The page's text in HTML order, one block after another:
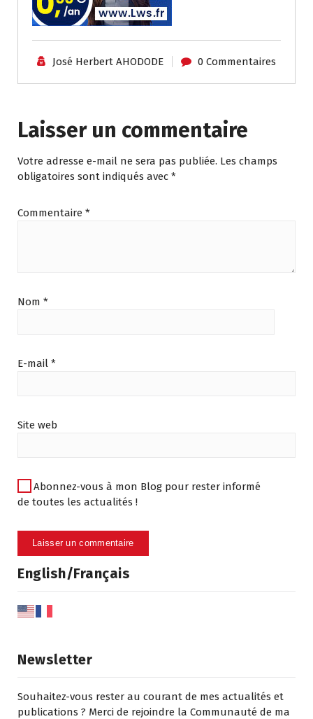
José Herbert AHODODE 0 Commentaires
Laisser un commentaire
Votre adresse e-mail ne sera pas publiée. Les champs
obligatoires sont indiqués avec *
Commentaire *
Nom *
E-mail *
Site web
Abonnez-vous à mon Blog pour rester informé
de toutes les actualités !
English/Français
Newsletter
Souhaitez-vous rester au courant de mes actualités et
publications ? Merci de rejoindre la Communauté de ma